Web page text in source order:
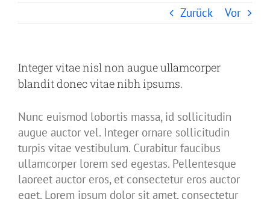
Zurück Vor
Integer vitae nisl non augue ullamcorper
blandit donec vitae nibh ipsums.
Nunc euismod lobortis massa, id sollicitudin
augue auctor vel. Integer ornare sollicitudin
turpis vitae vestibulum. Curabitur faucibus
ullamcorper lorem sed egestas. Pellentesque
laoreet auctor eros, et consectetur eros auctor
eget. Lorem ipsum dolor sit amet, consectetur